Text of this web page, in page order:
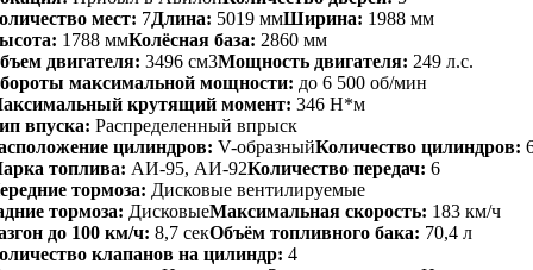
мест: 7Длина: 5019 ммШирина: 1988 мм
1788 ммКолёсная база: 2860 мм
двигателя: 3496 см3Мощность двигателя: 249 л.с.
максимальной мощности: до 6 500 об/мин
крутящий момент: 346 Н*м
впуска: Распределенный впрыск
цилиндров: V-образныйКоличество цилиндров:
топлива: АИ-95, АИ-92Количество передач: 6
тормоза: Дисковые вентилируемые
тормоза: ДисковыеМаксимальная скорость: 183 км/ч
до 100 км/ч: 8,7 секОбъём топливного бака: 70,4 л
клапанов на цилиндр: 4